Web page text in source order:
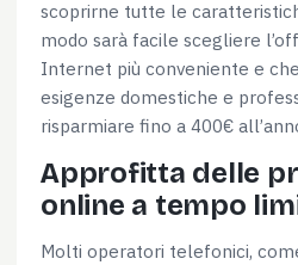
scoprirne tutte le
modo sarà facile scegliere
Internet più conveniente e
esigenze domestiche e
risparmiare fino a 400€
Approfitta delle
online a tempo
Molti operatori telefonici,